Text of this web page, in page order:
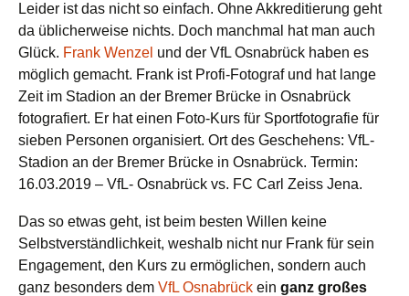
Leider ist das nicht so einfach. Ohne Akkreditierung geht
da üblicherweise nichts. Doch manchmal hat man auch
Glück. Frank Wenzel und der VfL Osnabrück haben es
möglich gemacht. Frank ist Profi-Fotograf und hat lange
Zeit im Stadion an der Bremer Brücke in Osnabrück
fotografiert. Er hat einen Foto-Kurs für Sportfotografie für
sieben Personen organisiert. Ort des Geschehens: VfL-
Stadion an der Bremer Brücke in Osnabrück. Termin:
16.03.2019 – VfL- Osnabrück vs. FC Carl Zeiss Jena.
Das so etwas geht, ist beim besten Willen keine
Selbstverständlichkeit, weshalb nicht nur Frank für sein
Engagement, den Kurs zu ermöglichen, sondern auch
ganz besonders dem VfL Osnabrück ein ganz großes